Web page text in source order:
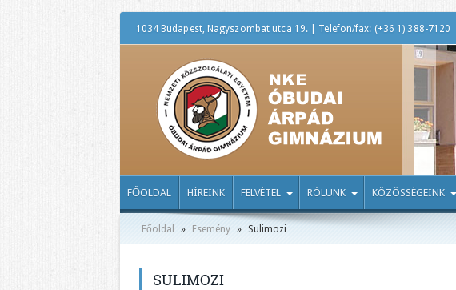
1034 Budapest, Nagyszombat utca 19. | Telefon/fax: (+36 1) 388-7120
FŐOLDAL HÍREINK FELVÉTEL RÓLUNK KÖZÖSSÉGEINK
Főoldal » Esemény » Sulimozi
SULIMOZI